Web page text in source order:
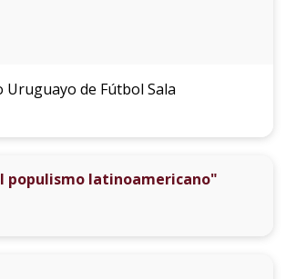
de Fútbol Sala
populismo latinoamericano"